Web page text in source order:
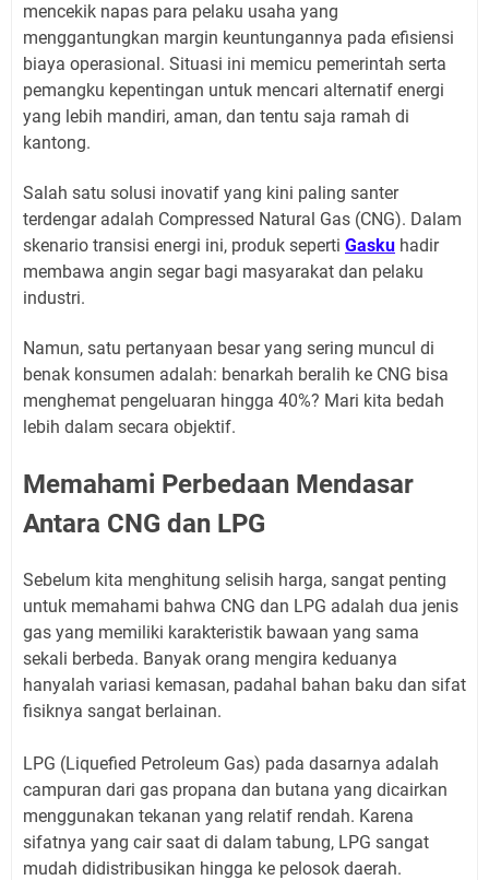
mencekik napas para pelaku usaha yang
menggantungkan margin keuntungannya pada efisiensi
biaya operasional. Situasi ini memicu pemerintah serta
pemangku kepentingan untuk mencari alternatif energi
yang lebih mandiri, aman, dan tentu saja ramah di
kantong.
Salah satu solusi inovatif yang kini paling santer
terdengar adalah Compressed Natural Gas (CNG). Dalam
skenario transisi energi ini, produk seperti Gasku hadir
membawa angin segar bagi masyarakat dan pelaku
industri.
Namun, satu pertanyaan besar yang sering muncul di
benak konsumen adalah: benarkah beralih ke CNG bisa
menghemat pengeluaran hingga 40%? Mari kita bedah
lebih dalam secara objektif.
Memahami Perbedaan Mendasar
Antara CNG dan LPG
Sebelum kita menghitung selisih harga, sangat penting
untuk memahami bahwa CNG dan LPG adalah dua jenis
gas yang memiliki karakteristik bawaan yang sama
sekali berbeda. Banyak orang mengira keduanya
hanyalah variasi kemasan, padahal bahan baku dan sifat
fisiknya sangat berlainan.
LPG (Liquefied Petroleum Gas) pada dasarnya adalah
campuran dari gas propana dan butana yang dicairkan
menggunakan tekanan yang relatif rendah. Karena
sifatnya yang cair saat di dalam tabung, LPG sangat
mudah didistribusikan hingga ke pelosok daerah.